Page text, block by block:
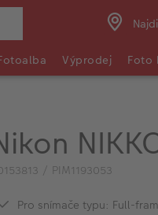
Výprodej Foto
/ PIM1193053
Pro snímače typu: Full-